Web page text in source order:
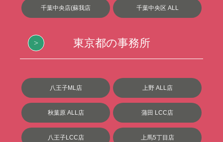
千葉中央店(蘇我店 千葉中央区 ALL
東京都の事務所
八王子ML店 上野 ALL店
秋葉原 ALL店 蒲田 LCC店
八王子LCC店 上馬5丁目店